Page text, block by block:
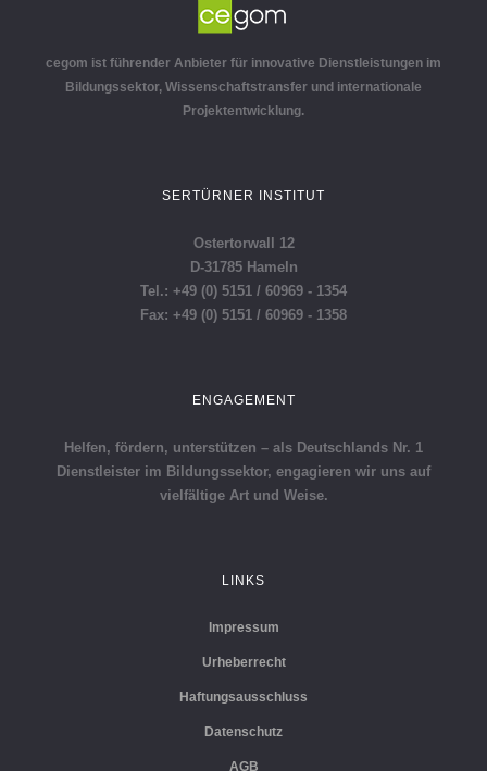
cegom ist führender Anbieter für innovative Dienstleistungen im
Bildungssektor, Wissenschaftstransfer und internationale
Projektentwicklung.
SERTÜRNER INSTITUT
Ostertorwall 12
D-31785 Hameln
Tel.: +49 (0) 5151 / 60969 - 1354
Fax: +49 (0) 5151 / 60969 - 1358
ENGAGEMENT
Helfen, fördern, unterstützen – als Deutschlands Nr. 1
Dienstleister im Bildungssektor, engagieren wir uns auf
vielfältige Art und Weise.
LINKS
Impressum
Urheberrecht
Haftungsausschluss
Datenschutz
AGB